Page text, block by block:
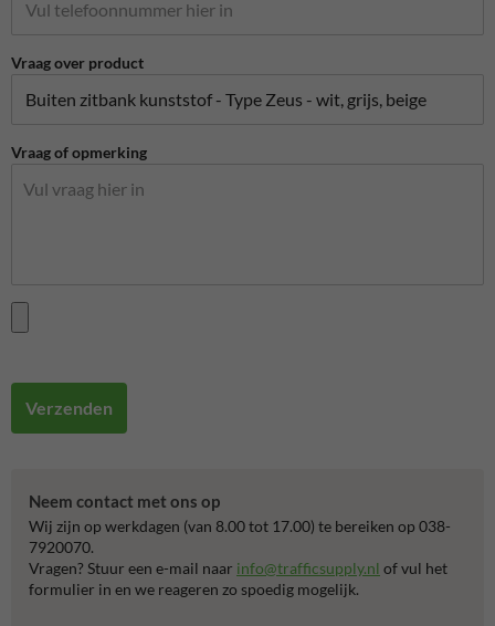
Vraag over product
Vraag of opmerking
Verzenden
Neem contact met ons op
Wij zijn op werkdagen (van 8.00 tot 17.00) te bereiken op 038-
7920070.
Vragen? Stuur een e-mail naar info@trafficsupply.nl of vul het
formulier in en we reageren zo spoedig mogelijk.